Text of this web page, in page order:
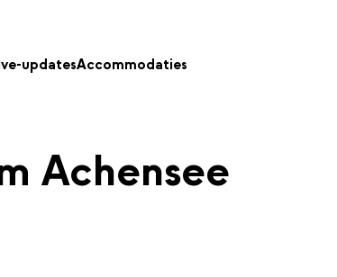
updatesAccommodaties
Achensee